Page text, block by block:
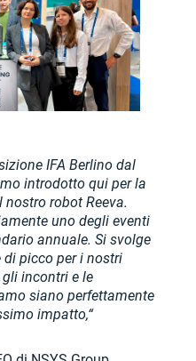
IFA Berlino dal
introdotto qui per la
robot Reeva.
uno degli eventi
annuale. Si svolge
picco per i nostri
incontri e le
siano perfettamente
impatto,